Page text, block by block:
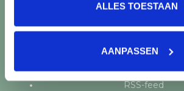
ALLES TOESTAAN
AANPASSEN
Alle producten
Nieuwe producten
Merken
Tags
RSS-feed